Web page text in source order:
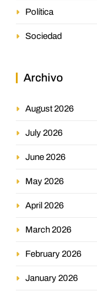
Política
Sociedad
Archivo
August 2026
July 2026
June 2026
May 2026
April 2026
March 2026
February 2026
January 2026